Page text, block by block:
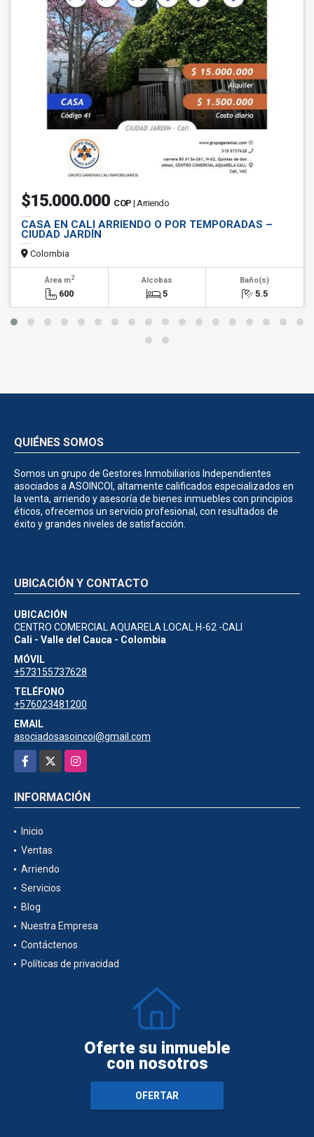
$15.000.000 COP | Arriendo
CASA EN CALI ARRIENDO O POR TEMPORADAS –
CIUDAD JARDÍN
Colombia
Área m2
600
Alcobas
5
Baño(s)
5.5
QUIÉNES SOMOS
Somos un grupo de Gestores Inmobiliarios Independientes
asociados a ASOINCOI, altamente calificados especializados en
la venta, arriendo y asesoría de bienes inmuebles con principios
éticos, ofrecemos un servicio profesional, con resultados de
éxito y grandes niveles de satisfacción.
UBICACIÓN Y CONTACTO
UBICACIÓN
CENTRO COMERCIAL AQUARELA LOCAL H-62 -CALI
Cali - Valle del Cauca - Colombia
MÓVIL
+573155737628
TELÉFONO
+576023481200
EMAIL
asociadosasoincoi@gmail.com
Facebook
Instagram
INFORMACIÓN
Inicio
Ventas
Arriendo
Servicios
Blog
Nuestra Empresa
Contáctenos
Políticas de privacidad
Oferte su inmueble
con nosotros
OFERTAR